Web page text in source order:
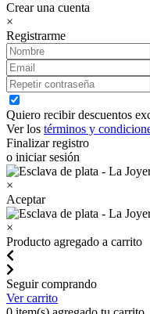
Crear una cuenta
×
Registrarme
Quiero recibir descuentos
Ver los términos y
Finalizar registro
o iniciar sesión
×
Aceptar
×
Producto agregado a carrito
Seguir comprando
Ver carrito